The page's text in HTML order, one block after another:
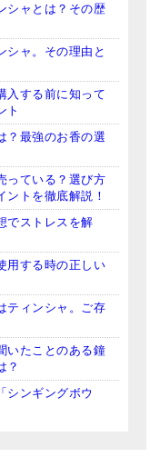
シャとは？その歴
シャ。その理由と
入する前に知って
ト
？最強のお香の選
っている？選び方
ントを徹底解説！
でストレスを解
用する時の正しい
ティンシャ。ご存
いたことのある鐘
？
シンギングボウ